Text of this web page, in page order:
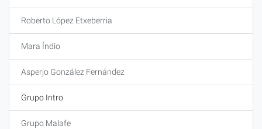
Roberto López Etxeberria
Mara Índio
Asperjo González Fernández
Grupo Intro
Grupo Malafe